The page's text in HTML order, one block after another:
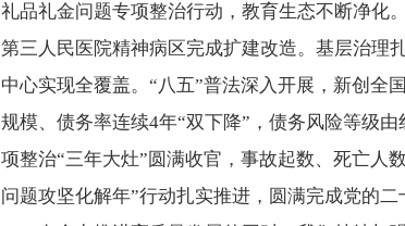
礼品礼金问题专项整治行动，教育生态不断净化
第三人民医院精神病区完成扩建改造。基层治理
中心实现全覆盖。“八五”普法深入开展，新创全
规模、债务率连续4年“双下降”，债务风险等级
项整治“三年大灶”圆满收官，事故起数、死亡人
问题攻坚化解年”行动扎实推进，圆满完成党的二